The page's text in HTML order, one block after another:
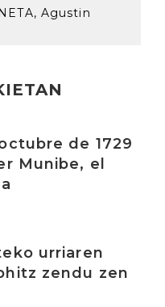
Agustin
de 1729
Munibe, el
urriaren
zendu zen